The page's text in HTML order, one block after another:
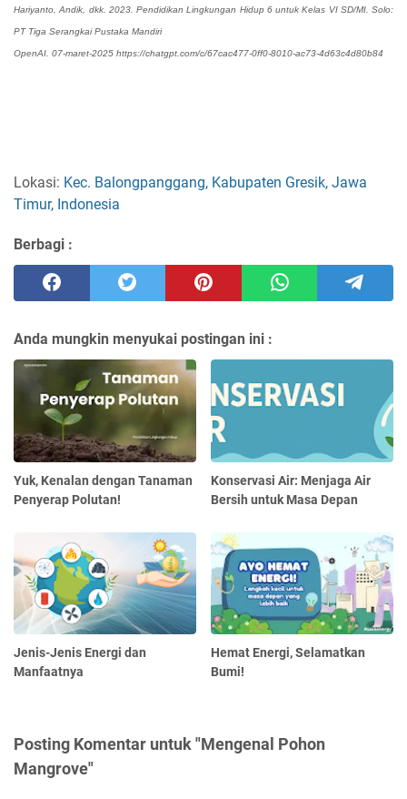
Hariyanto, Andik, dkk. 2023. Pendidikan Lingkungan Hidup 6 untuk Kelas VI SD/MI. Solo:
PT Tiga Serangkai Pustaka Mandiri
OpenAI. 07-maret-2025 https://chatgpt.com/c/67cac477-0ff0-8010-ac73-4d63c4d80b84
Lokasi: Kec. Balongpanggang, Kabupaten Gresik, Jawa
Timur, Indonesia
Berbagi :
Anda mungkin menyukai postingan ini :
Yuk, Kenalan dengan Tanaman
Penyerap Polutan!
Konservasi Air: Menjaga Air
Bersih untuk Masa Depan
Jenis-Jenis Energi dan
Manfaatnya
Hemat Energi, Selamatkan
Bumi!
Posting Komentar untuk "Mengenal Pohon
Mangrove"